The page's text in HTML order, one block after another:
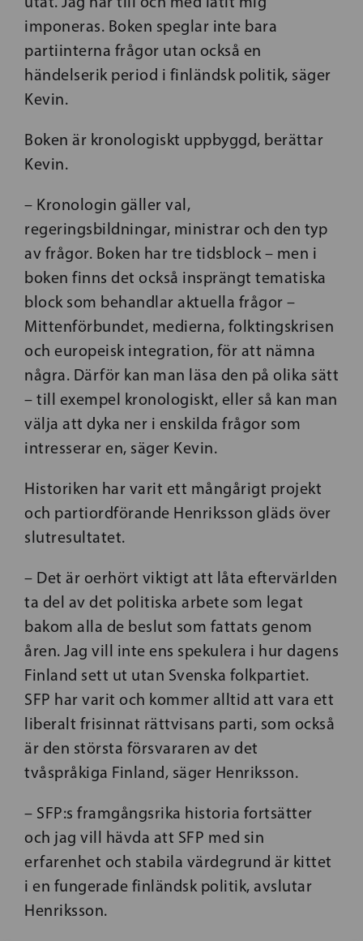
imponeras. Boken speglar inte bara
partiinterna frågor utan också en
händelserik period i finländsk politik, säger
Kevin.
Boken är kronologiskt uppbyggd, berättar
Kevin.
– Kronologin gäller val,
regeringsbildningar, ministrar och den typ
av frågor. Boken har tre tidsblock – men i
boken finns det också insprängt tematiska
block som behandlar aktuella frågor –
Mittenförbundet, medierna, folktingskrisen
och europeisk integration, för att nämna
några. Därför kan man läsa den på olika sätt
– till exempel kronologiskt, eller så kan man
välja att dyka ner i enskilda frågor som
intresserar en, säger Kevin.
Historiken har varit ett mångårigt projekt
och partiordförande Henriksson gläds över
slutresultatet.
– Det är oerhört viktigt att låta eftervärlden
ta del av det politiska arbete som legat
bakom alla de beslut som fattats genom
åren. Jag vill inte ens spekulera i hur dagens
Finland sett ut utan Svenska folkpartiet.
SFP har varit och kommer alltid att vara ett
liberalt frisinnat rättvisans parti, som också
är den största försvararen av det
tvåspråkiga Finland, säger Henriksson.
– SFP:s framgångsrika historia fortsätter
och jag vill hävda att SFP med sin
erfarenhet och stabila värdegrund är kittet
i en fungerade finländsk politik, avslutar
Henriksson.